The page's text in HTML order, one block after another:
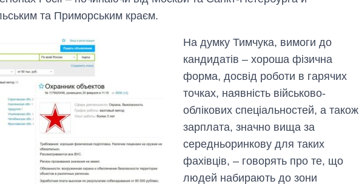
та Приморським краєм.
На думку Тимчука, вимоги до
кандидатів – хороша фізична
форма, досвід роботи в гарячих
точках, наявність військово-
облікових спеціальностей, а також
зарплата, значно вища за
середньоринкову для таких
фахівців, – говорять про те, що
людей набирають до зони
бюджет
Міністерства